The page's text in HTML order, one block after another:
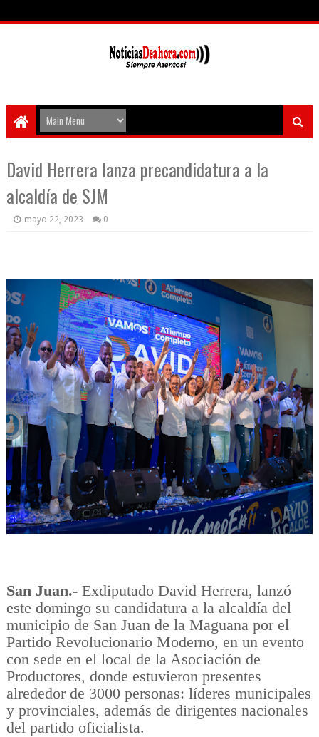
David Herrera lanza precandidatura a la
alcaldía de SJM
mayo 22, 2023 0
San Juan.- Exdiputado David Herrera, lanzó
este domingo su candidatura a la alcaldía del
municipio de San Juan de la Maguana por el
Partido Revolucionario Moderno, en un evento
con sede en el local de la Asociación de
Productores, donde estuvieron presentes
alrededor de 3000 personas: líderes municipales
y provinciales, además de dirigentes nacionales
del partido oficialista.